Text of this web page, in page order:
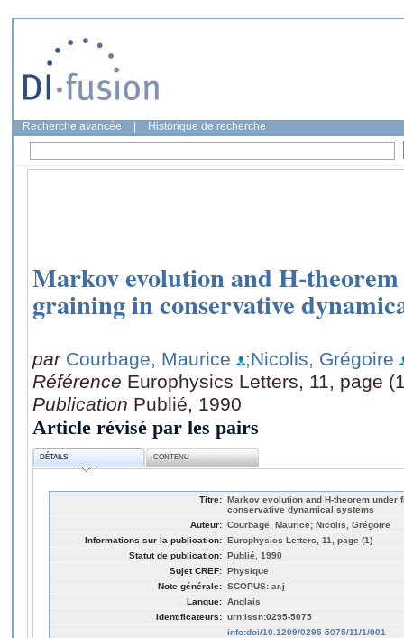
Recherche avancée Historique de recherche
Markov evolution and H-
graining in conservative
par Courbage, Maurice
;Nicolis, Grégoire
Référence Europhysics Letters, 11, page
Publication Publié, 1990
Article révisé par les pairs
DÉTAILS CONTENU
Titre: Markov evolution and H-theorem under
conservative dynamical systems
Auteur: Courbage, Maurice; Nicolis, Grégoire
Informations sur la publication: Europhysics Letters, 11, page (1)
Statut de publication: Publié, 1990
Sujet CREF: Physique
Note générale: SCOPUS: ar.j
Langue: Anglais
Identificateurs: urn:issn:0295-5075
info:doi/10.1209/0295-5075/11/1/001